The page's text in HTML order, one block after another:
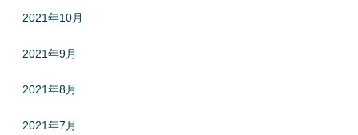
2021年10月
2021年9月
2021年8月
2021年7月